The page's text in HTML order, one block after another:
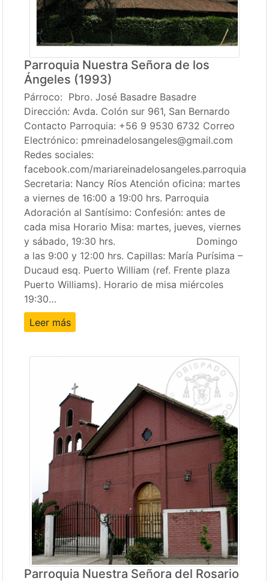
Parroquia Nuestra Señora de los
Ángeles (1993)
Párroco: Pbro. José Basadre Basadre
Dirección: Avda. Colón sur 961, San Bernardo
Contacto Parroquia: +56 9 9530 6732 Correo
Electrónico: pmreinadelosangeles@gmail.com
Redes sociales:
facebook.com/mariareinadelosangeles.parroquia
Secretaria: Nancy Ríos Atención oficina: martes
a viernes de 16:00 a 19:00 hrs. Parroquia
Adoración al Santísimo: Confesión: antes de
cada misa Horario Misa: martes, jueves, viernes
y sábado, 19:30 hrs. Domingo
a las 9:00 y 12:00 hrs. Capillas: María Purísima –
Ducaud esq. Puerto William (ref. Frente plaza
Puerto Williams). Horario de misa miércoles
19:30…
Leer más
Parroquia Nuestra Señora del Rosario